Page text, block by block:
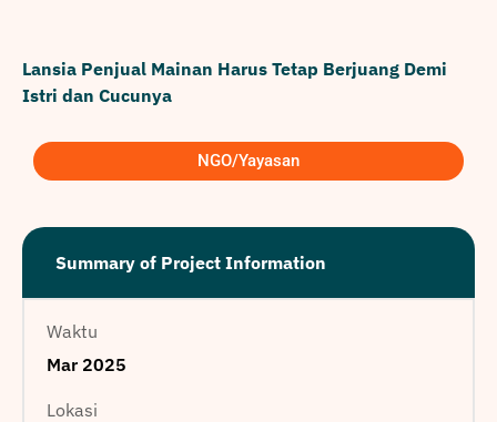
Lansia Penjual Mainan Harus Tetap Berjuang Demi
Istri dan Cucunya
NGO/Yayasan
Summary of Project Information
Waktu
Mar 2025
Lokasi